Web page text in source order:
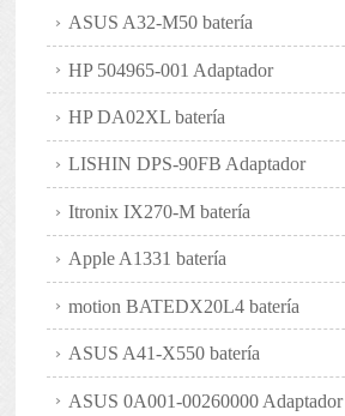
ASUS A32-M50 batería
HP 504965-001 Adaptador
HP DA02XL batería
LISHIN DPS-90FB Adaptador
Itronix IX270-M batería
Apple A1331 batería
motion BATEDX20L4 batería
ASUS A41-X550 batería
ASUS 0A001-00260000 Adaptador